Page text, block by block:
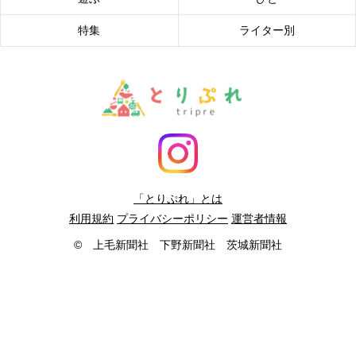
特集 ライター別
「とりぷれ」とは
利用規約 プライバシーポリシー 運営者情報
© 上毛新聞社 下野新聞社 茨城新聞社